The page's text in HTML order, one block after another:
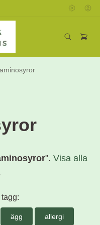
aminosyror
". Visa alla
ägg allergi